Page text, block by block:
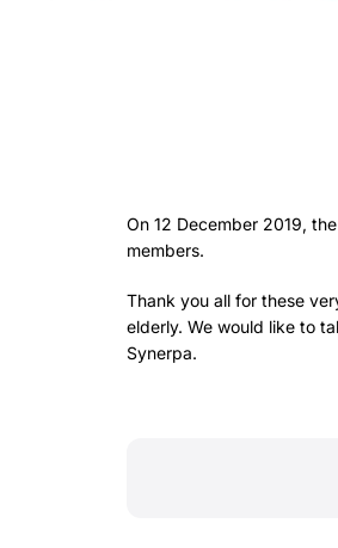
On 12 December 2019,
members.
Thank you all for these
elderly. We would like to
Synerpa.